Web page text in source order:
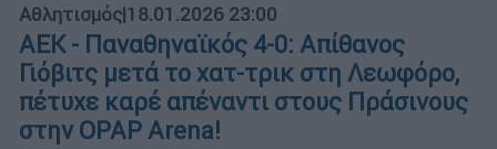
Αθλητισμός|18.01.2026 23:00
ΑΕΚ - Παναθηναϊκός 4-0: Απίθανος
Γιόβιτς μετά το χατ-τρικ στη Λεωφόρο,
πέτυχε καρέ απέναντι στους Πράσινους
στην OPAP Arena!